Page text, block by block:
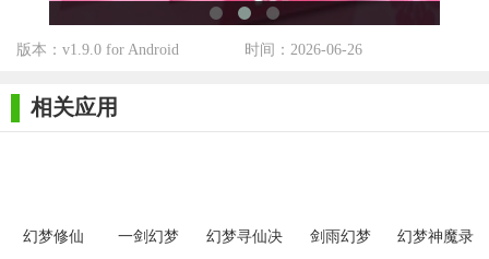
2、不断掌握新的玩法可以让你体验到更多精彩冒险，不断掌
握新的职业技能进行战斗；
更加爆棚的战斗力量。
版本：v1.9.0 for Android 时间：2026-06-26
相关应用
幻梦修仙 一剑幻梦 幻梦寻仙决 剑雨幻梦 幻梦神魔录